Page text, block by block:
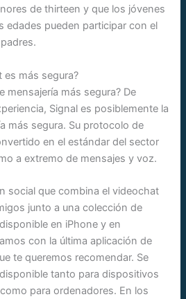
de thirteen y que los jóvenes
edades pueden participar con el
es más segura?
mensajería más segura? De
Signal es posiblemente la
más segura. Su protocolo de
en el estándar del sector
a extremo de mensajes y voz.
social que combina el videochat
junto a una colección de
en iPhone y en
con la última aplicación de
te queremos recomendar. Se
tanto para dispositivos
para ordenadores. En los